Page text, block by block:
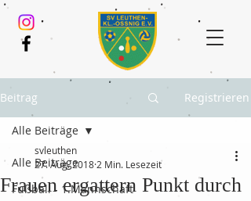
Beitrag Registrieren
Alle Beiträge
Fußball - 1.Mannschaft
Alle Beiträge
Frauen ergattern Punkt durch
svleuthen
27. Aug. 2018 2 Min. Lesezeit